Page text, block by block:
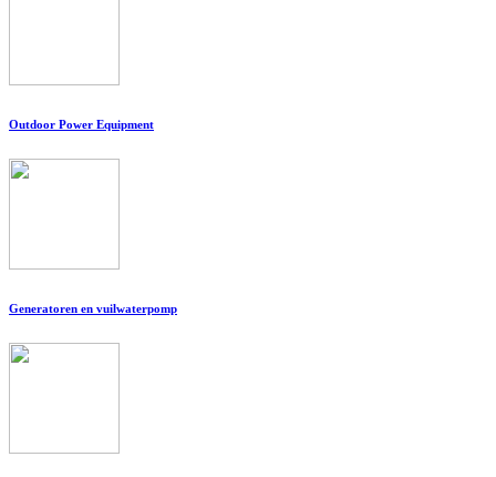
Outdoor Power Equipment
Generatoren en vuilwaterpomp